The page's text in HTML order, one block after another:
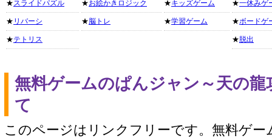
★スライドパズル
★ リバーシ
★テトリス
★お絵かきロジック
★脳トレ
★キッズゲーム
★学習ゲーム
★一休みゲ
★ボードゲ
★ 脱出
無料ゲームのぱんジャン～天の
て
このページはリンクフリーです。無料ゲー